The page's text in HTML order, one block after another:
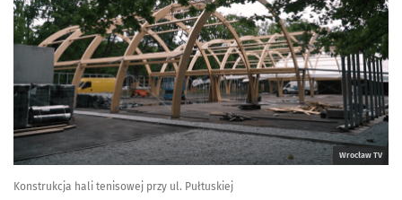
Wrocław TV
Konstrukcja hali tenisowej przy ul. Pułtuskiej